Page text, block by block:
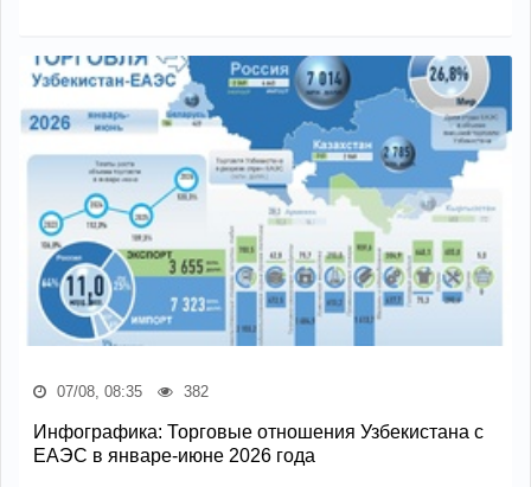
07/08, 08:35 382
Инфографика: Торговые отношения Узбекистана с
ЕАЭС в январе-июне 2026 года